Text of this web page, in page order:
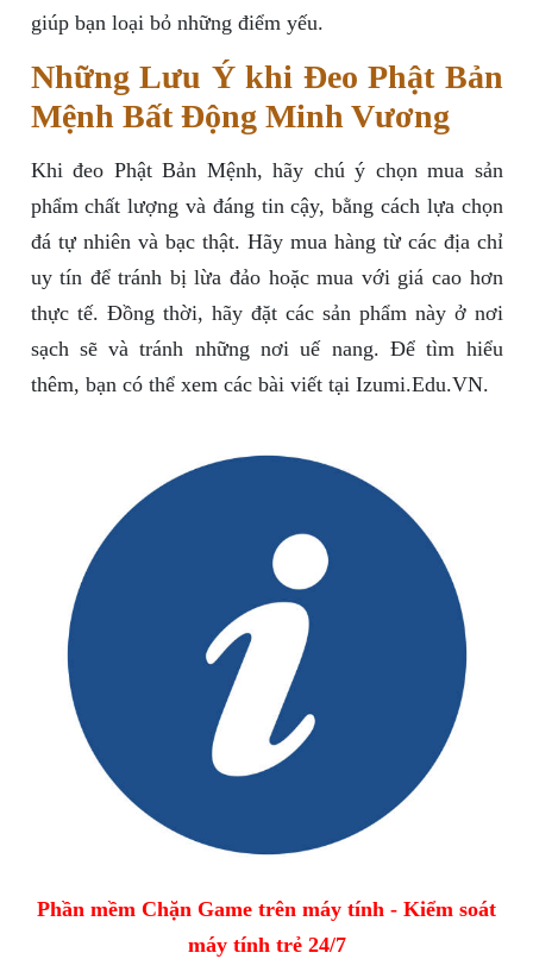
giúp bạn loại bỏ những điểm yếu.
Những Lưu Ý khi Đeo Phật Bản
Mệnh Bất Động Minh Vương
Khi đeo Phật Bản Mệnh, hãy chú ý chọn mua sản
phẩm chất lượng và đáng tin cậy, bằng cách lựa chọn
đá tự nhiên và bạc thật. Hãy mua hàng từ các địa chỉ
uy tín để tránh bị lừa đảo hoặc mua với giá cao hơn
thực tế. Đồng thời, hãy đặt các sản phẩm này ở nơi
sạch sẽ và tránh những nơi uế nang. Để tìm hiểu
thêm, bạn có thể xem các bài viết tại Izumi.Edu.VN.
Phần mềm Chặn Game trên máy tính - Kiểm soát
máy tính trẻ 24/7